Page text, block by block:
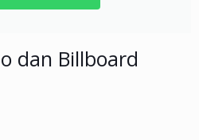
dan Billboard